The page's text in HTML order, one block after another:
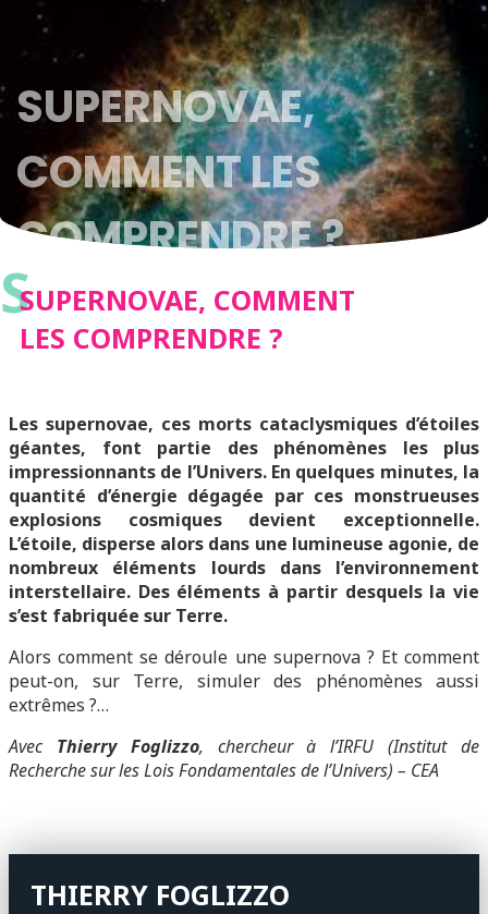
SUPERNOVAE,
COMMENT LES
COMPRENDRE ?
SSUPERNOVAE, COMMENT
LES COMPRENDRE ?
Les supernovae, ces morts cataclysmiques d’étoiles
géantes, font partie des phénomènes les plus
impressionnants de l’Univers. En quelques minutes, la
quantité d’énergie dégagée par ces monstrueuses
explosions cosmiques devient exceptionnelle.
L’étoile, disperse alors dans une lumineuse agonie, de
nombreux éléments lourds dans l’environnement
interstellaire. Des éléments à partir desquels la vie
s’est fabriquée sur Terre.
Alors comment se déroule une supernova ? Et comment
peut-on, sur Terre, simuler des phénomènes aussi
extrêmes ?…
Avec Thierry Foglizzo, chercheur à l’IRFU (Institut de
Recherche sur les Lois Fondamentales de l’Univers) – CEA
THIERRY FOGLIZZO